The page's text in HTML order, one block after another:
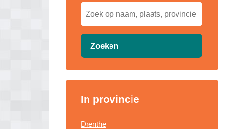
Zoeken
In provincie
Drenthe